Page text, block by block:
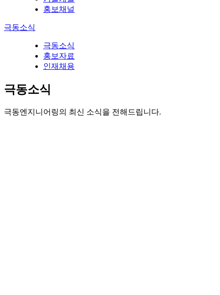
홍보채널
극동소식
극동소식
홍보자료
인재채용
극동소식
극동엔지니어링의 최신 소식을 전해드립니다.